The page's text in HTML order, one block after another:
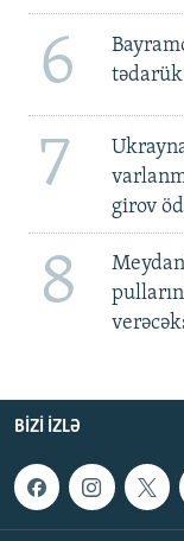
6
tədarük
7
girov
8
BIZI IZLƏ